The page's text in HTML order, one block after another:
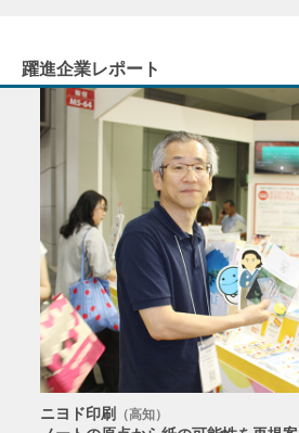
躍進企業レポート
ニヨド印刷 （高知）